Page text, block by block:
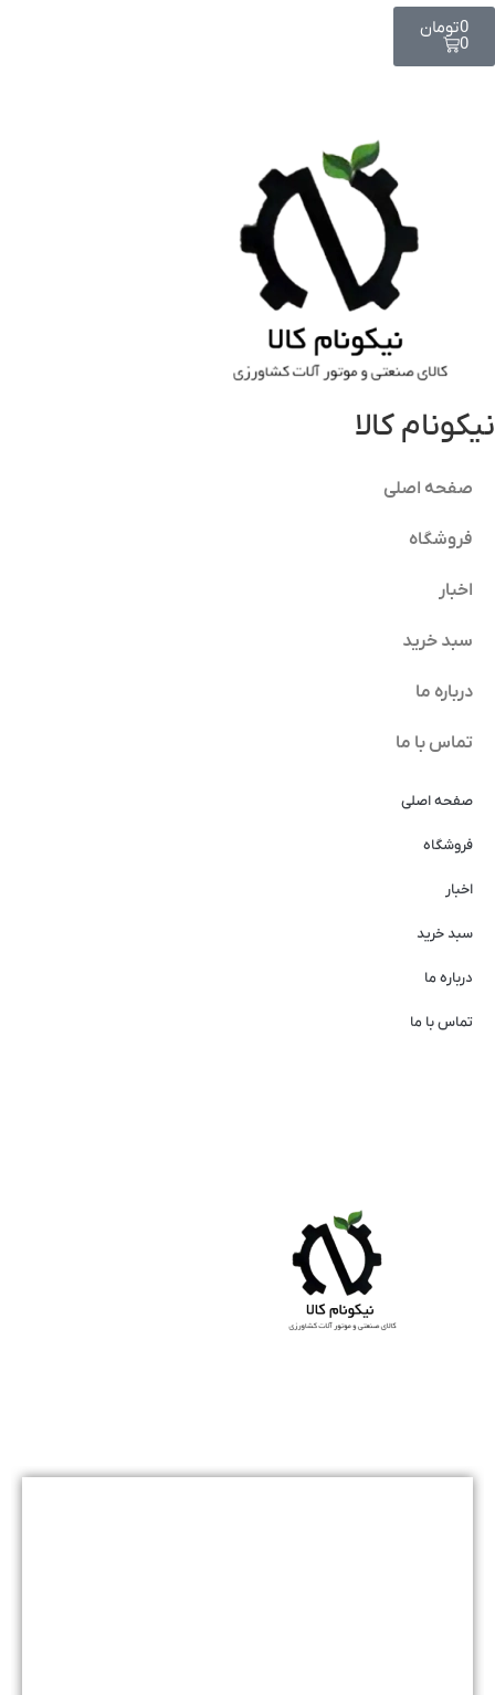
0تومان
0
نیکونام کالا
صفحه اصلی
فروشگاه
اخبار
سبد خرید
درباره ما
تماس با ما
صفحه اصلی
فروشگاه
اخبار
سبد خرید
درباره ما
تماس با ما